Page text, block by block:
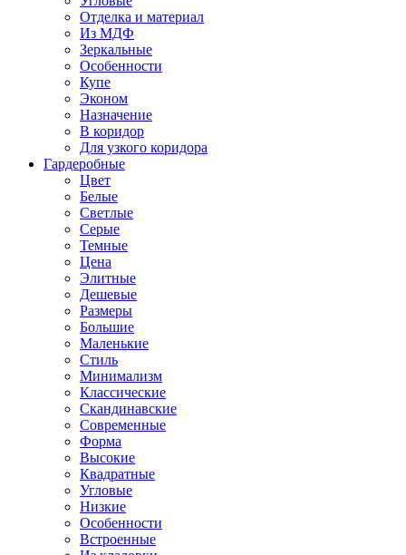
Отделка и материал
Из МДФ
Зеркальные
Особенности
Купе
Эконом
Назначение
В коридор
Для узкого коридора
Гардеробные
Цвет
Белые
Светлые
Серые
Темные
Цена
Элитные
Дешевые
Размеры
Большие
Маленькие
Стиль
Минимализм
Классические
Скандинавские
Современные
Форма
Высокие
Квадратные
Угловые
Низкие
Особенности
Встроенные